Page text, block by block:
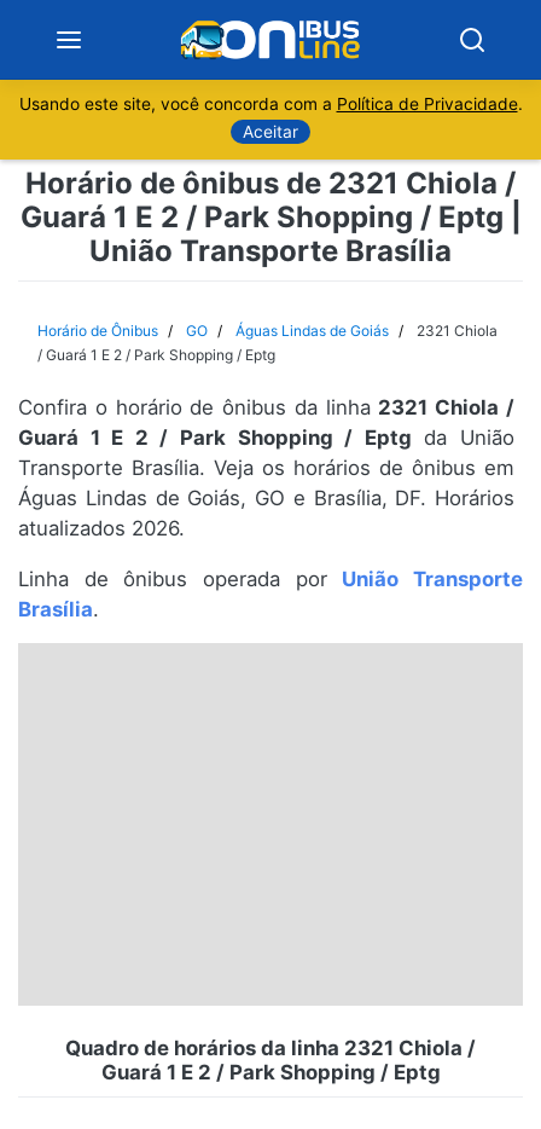
Sobre
Minas Gerais
Espírito Santo
Paraná
Santa Catarina
Usando este site, você concorda com a Política de Privacidade.
Aceitar
Horário de ônibus de 2321 Chiola /
Guará 1 E 2 / Park Shopping / Eptg |
União Transporte Brasília
Horário de Ônibus GO Águas Lindas de Goiás
2321 Chiola
/ Guará 1 E 2 / Park Shopping / Eptg
Confira o horário de ônibus da linha 2321 Chiola /
Guará 1 E 2 / Park Shopping / Eptg da União
Transporte Brasília. Veja os horários de ônibus em
Águas Lindas de Goiás, GO e Brasília, DF. Horários
atualizados 2026.
Linha de ônibus operada por União Transporte
Brasília.
Quadro de horários da linha 2321 Chiola /
Guará 1 E 2 / Park Shopping / Eptg